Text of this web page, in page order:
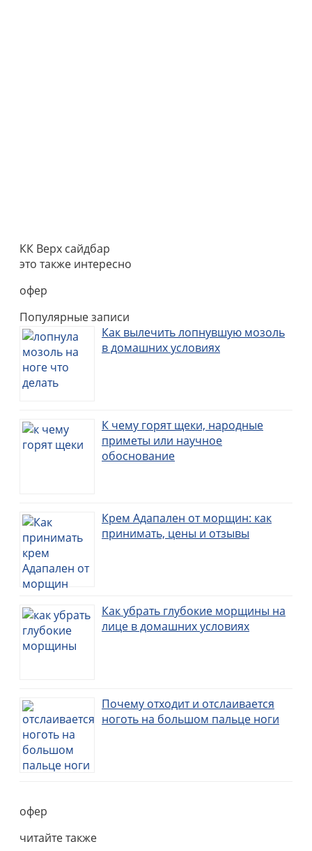
КК Верх сайдбар
это также интересно
офер
Популярные записи
Как вылечить лопнувшую мозоль
в домашних условиях
К чему горят щеки, народные
приметы или научное
обоснование
Крем Адапален от морщин: как
принимать, цены и отзывы
Как убрать глубокие морщины на
лице в домашних условиях
Почему отходит и отслаивается
ноготь на большом пальце ноги
офер
читайте также